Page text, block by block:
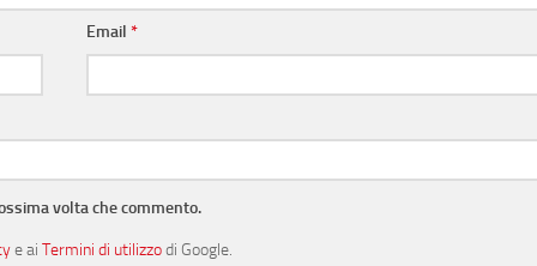
Email*
volta che commento.
e ai Termini di utilizzodi Google.